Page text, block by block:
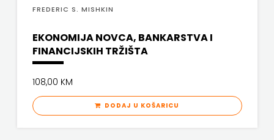
FREDERIC S. MISHKIN
EKONOMIJA NOVCA, BANKARSTVA I
FINANCIJSKIH TRŽIŠTA
108,00 KM
DODAJ U KOŠARICU